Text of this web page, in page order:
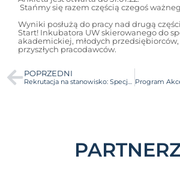
Stańmy się razem częścią czegoś
Wyniki posłużą do pracy nad drugą
Start! Inkubatora UW skierowanego do
akademickiej, młodych
przyszłych pracodawców.
POPRZEDNI
Rekrutacja na stanowisko: Specjalist(k)a ds. rozwoju społeczności